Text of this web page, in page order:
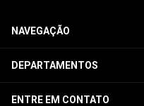
NAVEGAÇÃO
DEPARTAMENTOS
ENTRE EM CONTATO